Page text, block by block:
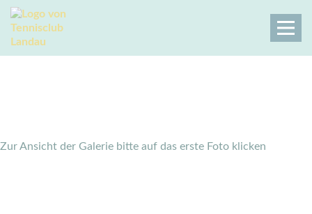
Zur Ansicht der Galerie bitte auf das erste Foto klicken